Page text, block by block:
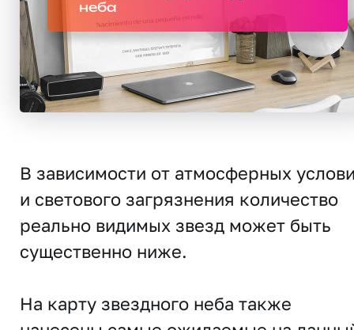
неба
В зависимости от атмосферных
и светового загрязнения количество
реально видимых звезд может быть
существенно ниже.
На карту звездного неба также